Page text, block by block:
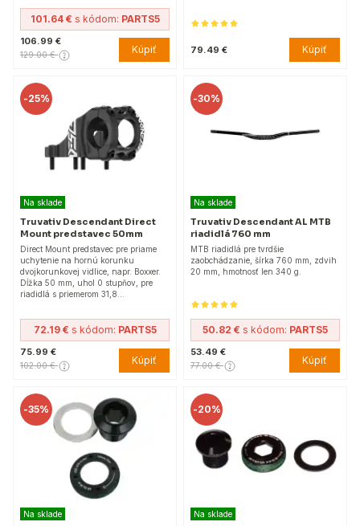
101.64 € s kódom: PARTS5
106.99 €
129.00 € Kúpiť 79.49 € Kúpiť
-25%
Na sklade
Truvativ Descendant Direct
Mount predstavec 50mm
Direct Mount predstavec pre priame
uchytenie na hornú korunku
dvojkorunkovej vidlice, napr. Boxxer.
Dĺžka 50 mm, uhol 0 stupňov, pre
riadidlá s priemerom 31,8…
72.19 € s kódom: PARTS5
75.99 €
102.00 € Kúpiť
-30%
Na sklade
Truvativ Descendant AL MTB
riadidlá 760 mm
MTB riadidlá pre tvrdšie
zaobchádzanie, šírka 760 mm, zdvih
20 mm, hmotnosť len 340 g.
50.82 € s kódom: PARTS5
53.49 €
77.00 € Kúpiť
-35%
Na sklade
-20%
Na sklade